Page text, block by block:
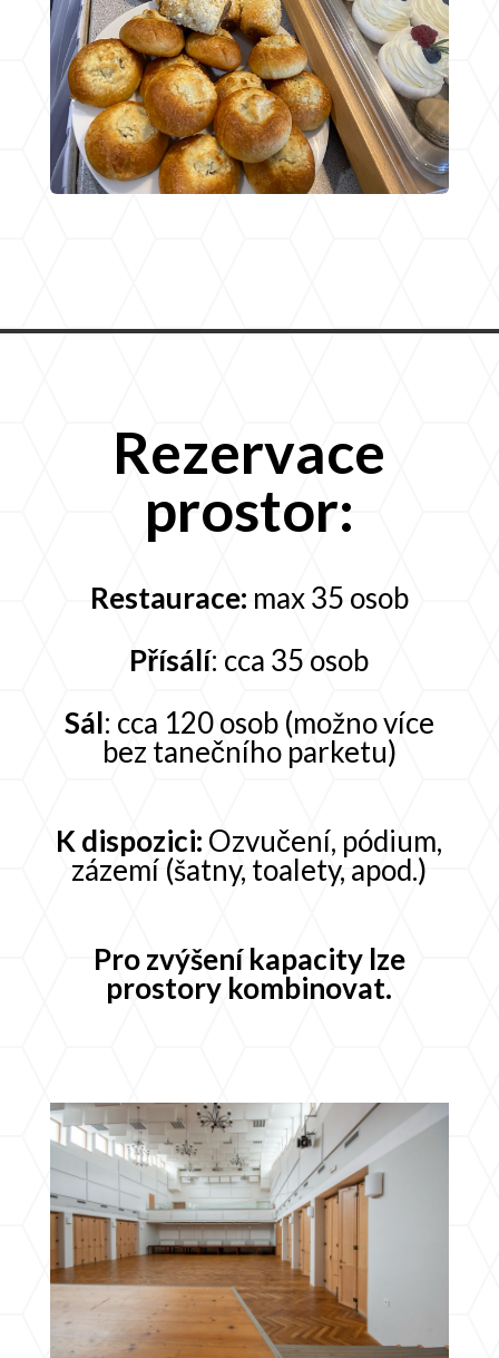
Rezervace
prostor:
Restaurace: max 35 osob
Přísálí: cca 35 osob
Sál: cca 120 osob (možno více
bez tanečního parketu)
K dispozici: Ozvučení, pódium,
zázemí (šatny, toalety, apod.)
Pro zvýšení kapacity lze
prostory kombinovat.